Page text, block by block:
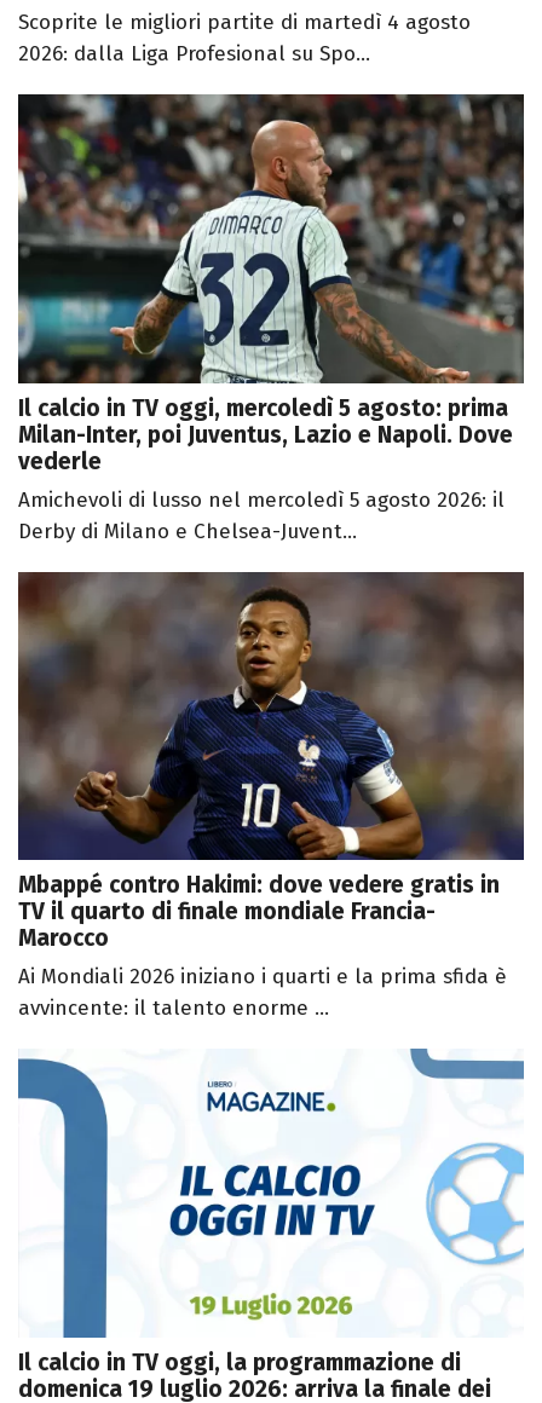
Scoprite le migliori partite di martedì 4 agosto
2026: dalla Liga Profesional su Spo...
Il calcio in TV oggi, mercoledì 5 agosto: prima
Milan-Inter, poi Juventus, Lazio e Napoli. Dove
vederle
Amichevoli di lusso nel mercoledì 5 agosto 2026: il
Derby di Milano e Chelsea-Juvent...
Mbappé contro Hakimi: dove vedere gratis in
TV il quarto di finale mondiale Francia-
Marocco
Ai Mondiali 2026 iniziano i quarti e la prima sfida è
avvincente: il talento enorme ...
Il calcio in TV oggi, la programmazione di
domenica 19 luglio 2026: arriva la finale dei